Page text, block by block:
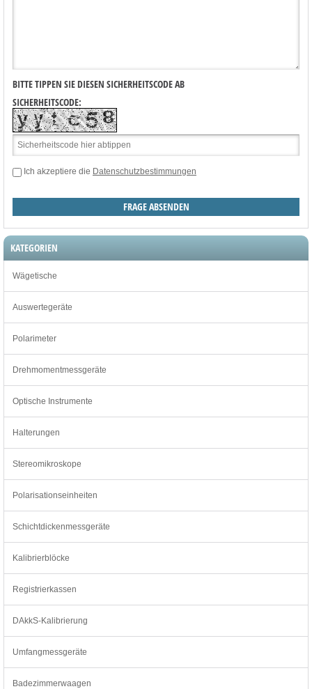
BITTE TIPPEN SIE DIESEN SICHERHEITSCODE AB
SICHERHEITSCODE:
Ich akzeptiere die Datenschutzbestimmungen
KATEGORIEN
Wägetische
Auswertegeräte
Polarimeter
Drehmomentmessgeräte
Optische Instrumente
Halterungen
Stereomikroskope
Polarisationseinheiten
Schichtdickenmessgeräte
Kalibrierblöcke
Registrierkassen
DAkkS-Kalibrierung
Umfangmessgeräte
Badezimmerwaagen